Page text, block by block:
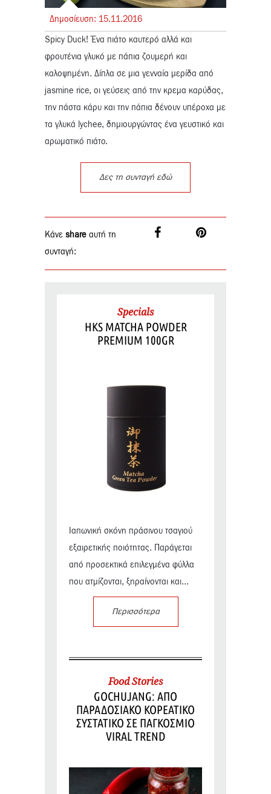
Δημοσίευση: 15.11.2016
Spicy Duck! Ένα πιάτο καυτερό αλλά και
φρουτένια γλυκό με πάπια ζουμερή και
καλοψημένη. Δίπλα σε μια γενναία μερίδα από
jasmine rice, οι γεύσεις από την κρεμα καρύδας,
την πάστα κάρυ και την πάπια δένουν υπέροχα με
τα γλυκά lychee, δημιουργώντας ένα γευστικό και
αρωματικό πιάτο.
Δες τη συνταγή εδώ
Κάνε share αυτή τη
συνταγή:
Specials
HKS MATCHA POWDER
PREMIUM 100GR
Ιαπωνική σκόνη πράσινου τσαγιού
εξαιρετικής ποιότητας. Παράγεται
από προσεκτικά επιλεγμένα φύλλα
που ατμίζονται, ξηραίνονται και...
Περισσότερα
Food Stories
GOCHUJANG: ΑΠΟ
ΠΑΡΑΔΟΣΙΑΚΟ ΚΟΡΕΑΤΙΚΟ
ΣΥΣΤΑΤΙΚΟ ΣΕ ΠΑΓΚΟΣΜΙΟ
VIRAL TREND